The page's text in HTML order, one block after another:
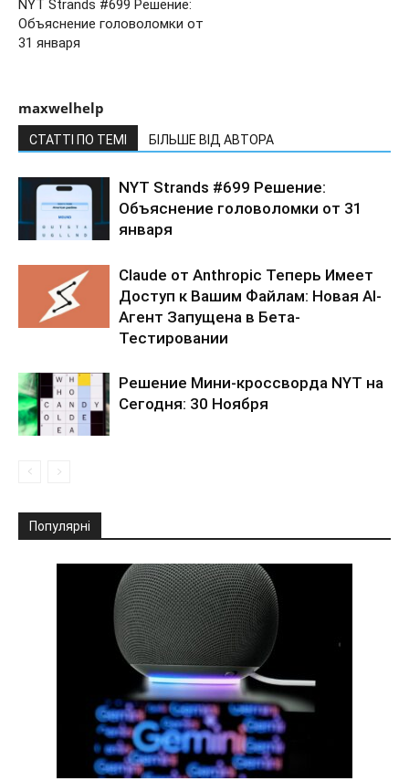
NYT Strands #699 Решение:
Объяснение головоломки от
31 января
maxwelhelp
СТАТТІ ПО ТЕМІ БІЛЬШЕ ВІД АВТОРА
NYT Strands #699 Решение:
Объяснение головоломки от 31
января
Claude от Anthropic Теперь Имеет
Доступ к Вашим Файлам: Новая AI-
Агент Запущена в Бета-
Тестировании
Решение Мини-кроссворда NYT на
Сегодня: 30 Ноября
Популярні